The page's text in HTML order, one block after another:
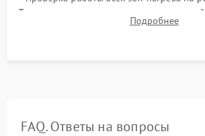
Тестирование сенсорного управления,
остаточного тепла и систем защиты
Подробнее
FAQ. Ответы на вопросы